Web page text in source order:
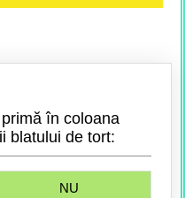
în coloana
blatului de tort:
NU